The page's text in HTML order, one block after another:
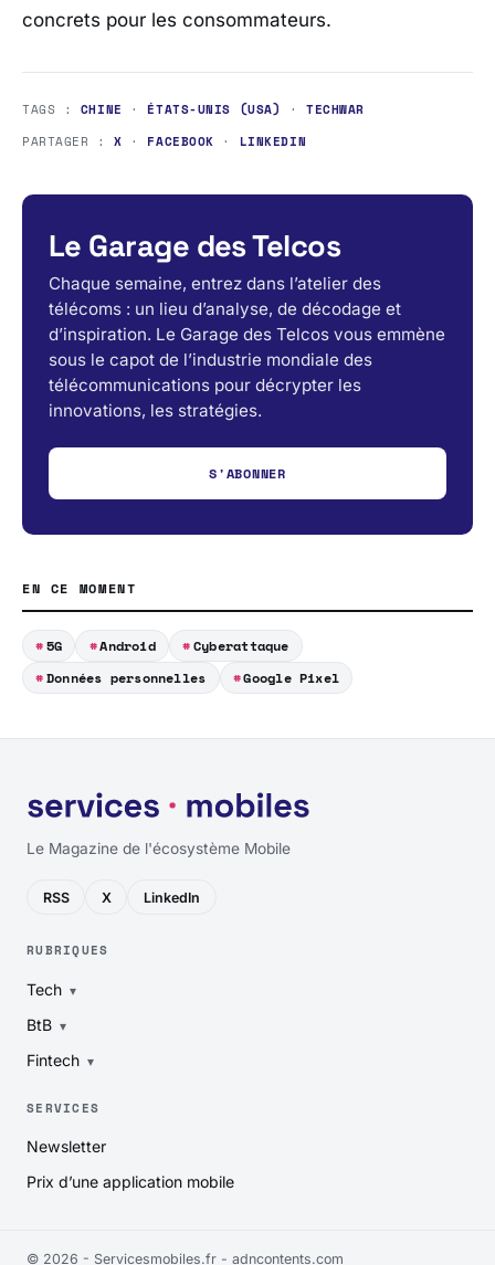
concrets pour les consommateurs.
TAGS : CHINE · ÉTATS-UNIS (USA) ·TECHWAR
PARTAGER :X · FACEBOOK · LINKEDIN
Le Garage des Telcos
Chaque semaine, entrez dans l’atelier des
télécoms : un lieu d’analyse, de décodage et
d’inspiration. Le Garage des Telcos vous emmène
sous le capot de l’industrie mondiale des
télécommunications pour décrypter les
innovations, les stratégies.
S'ABONNER
EN CE MOMENT
5G Android
Cyberattaque
Données personnelles
Google Pixel
Le Magazine de l'écosystème Mobile
RSS X LinkedIn
RUBRIQUES
Tech
BtB
Fintech
SERVICES
Newsletter
Prix d’une application mobile
© 2026 - Servicesmobiles.fr - adncontents.com